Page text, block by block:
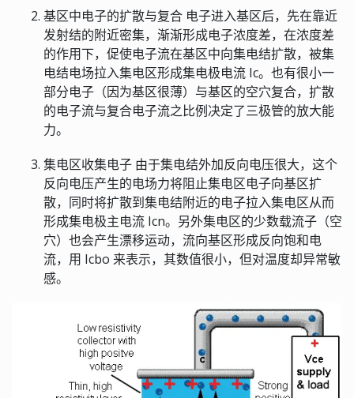
基区中电子的扩散与复合 电子进入基区后，先在靠近
发射结的附近密集，渐渐形成电子浓度差，在浓度差
的作用下，促使电子流在基区中向集电结扩散，被集
电结电场拉入集电区形成集电极电流 Ic。也有很小一
部分电子（因为基区很薄）与基区的空穴复合，扩散
的电子流与复合电子流之比例决定了三极管的放大能
力。
集电区收集电子 由于集电结外加反向电压很大，这个
反向电压产生的电场力将阻止集电区电子向基区扩
散，同时将扩散到集电结附近的电子拉入集电区从而
形成集电极主电流 Icn。另外集电区的少数载流子（空
穴）也会产生漂移运动，流向基区形成反向饱和电
流，用 Icbo 来表示，其数值很小，但对温度却异常敏
感。